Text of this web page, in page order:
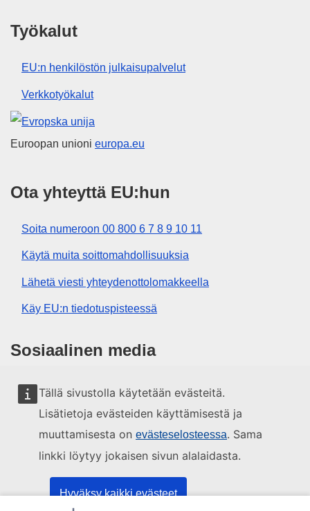
Tällä sivustolla käytetään evästeitä.
Lisätietoja evästeiden käyttämisestä ja
muuttamisesta on evästeselosteessa. Sama
linkki löytyy jokaisen sivun alalaidasta.
Hyväksy kaikki evästeet
Työkalut
EU:n henkilöstön julkaisupalvelut
Verkkotyökalut
Euroopan unioni
Euroopan unioni europa.eu
Ota yhteyttä EU:hun
Soita numeroon 00 800 6 7 8 9 10 11
Käytä muita soittomahdollisuuksia
Lähetä viesti yhteydenottolomakkeella
Käy EU:n tiedotuspisteessä
Sosiaalinen media
EU sosiaalisessa mediassa
EU:n toimielimet ja muut elimet
Haku EU:n toimielimistä ja elimistä